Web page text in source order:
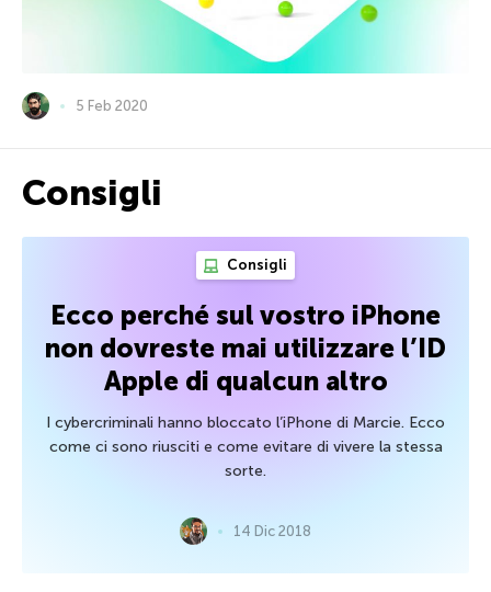
5 Feb 2020
Consigli
Consigli
Ecco perché sul vostro iPhone
non dovreste mai utilizzare l’ID
Apple di qualcun altro
I cybercriminali hanno bloccato l’iPhone di Marcie. Ecco
come ci sono riusciti e come evitare di vivere la stessa
sorte.
14 Dic 2018